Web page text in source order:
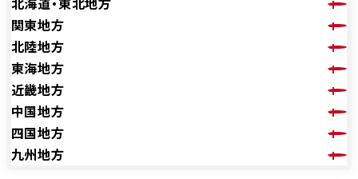
関東地方
北陸地方
東海地方
近畿地方
中国地方
四国地方
九州地方